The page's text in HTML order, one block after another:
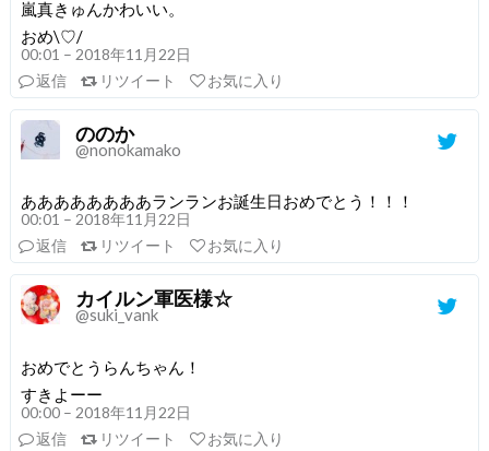
嵐真きゅんかわいい。
おめ\♡/
00:01 – 2018年11月22日
返信
リツイート お気に入り
ののか
@nonokamako
ああああああああランランお誕生日おめでとう！！！
00:01 – 2018年11月22日
返信
リツイート お気に入り
カイルン軍医様☆
@suki_vank
おめでとうらんちゃん！
すきよーー
00:00 – 2018年11月22日
返信
リツイート お気に入り